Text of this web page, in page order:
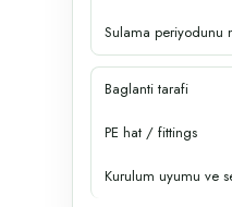
Sulama periyodunu
Baglanti tarafi
PE hat / fittings
Kurulum uyumu ve